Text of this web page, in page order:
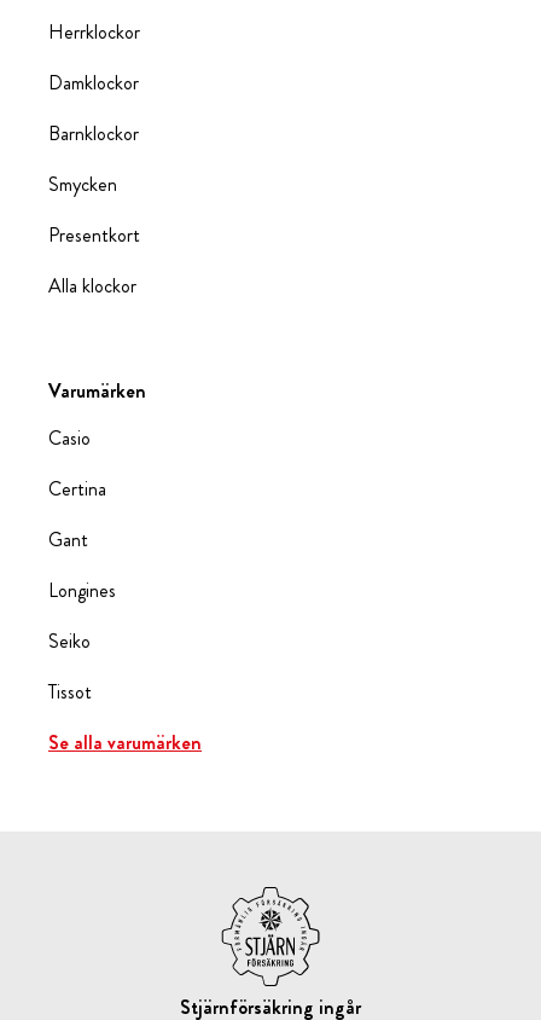
Herrklockor
Damklockor
Barnklockor
Smycken
Presentkort
Alla klockor
Varumärken
Casio
Certina
Gant
Longines
Seiko
Tissot
Se alla varumärken
Stjärnförsäkring ingår